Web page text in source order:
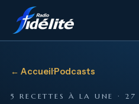
← Accueil·Podcasts
5 RECETTES À LA UNE ·